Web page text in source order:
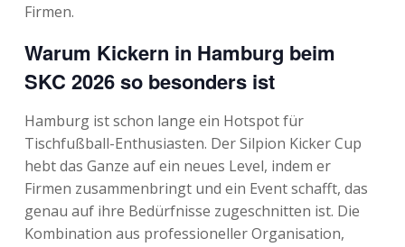
Firmen.
Warum Kickern in Hamburg beim
SKC 2026 so besonders ist
Hamburg ist schon lange ein Hotspot für
Tischfußball-Enthusiasten. Der Silpion Kicker Cup
hebt das Ganze auf ein neues Level, indem er
Firmen zusammenbringt und ein Event schafft, das
genau auf ihre Bedürfnisse zugeschnitten ist. Die
Kombination aus professioneller Organisation,